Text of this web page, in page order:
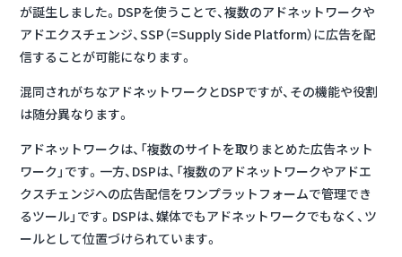
が誕生しました。DSPを使うことで、複数のアドネットワークや
アドエクスチェンジ、SSP（=Supply Side Platform）に広告を配
信することが可能になります。
混同されがちなアドネットワークとDSPですが、その機能や役割
は随分異なります。
アドネットワークは、「複数のサイトを取りまとめた広告ネット
ワーク」です。一方、DSPは、「複数のアドネットワークやアドエ
クスチェンジへの広告配信をワンプラットフォームで管理でき
るツール」です。DSPは、媒体でもアドネットワークでもなく、ツ
ールとして位置づけられています。